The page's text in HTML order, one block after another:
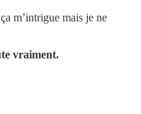
m’intrigue mais je ne
vraiment.